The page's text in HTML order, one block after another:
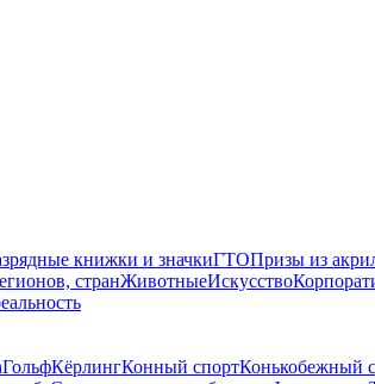
книжки и значкиГТОПризы из
странЖивотныеИскусство
ГольфКёрлингКонный спортКонькобежный